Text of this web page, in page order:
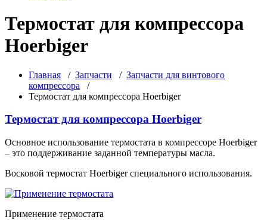
Термостат для компрессора
Hoerbiger
Главная / Запчасти / Запчасти для винтового
компрессора /
Термостат для компрессора Hoerbiger
Термостат для компрессора Hoerbiger
Основное использование термостата в компрессоре Hoerbiger
– это поддерживание заданной температуры масла.
Восковой термостат Hoerbiger специального использования.
Применение термостата